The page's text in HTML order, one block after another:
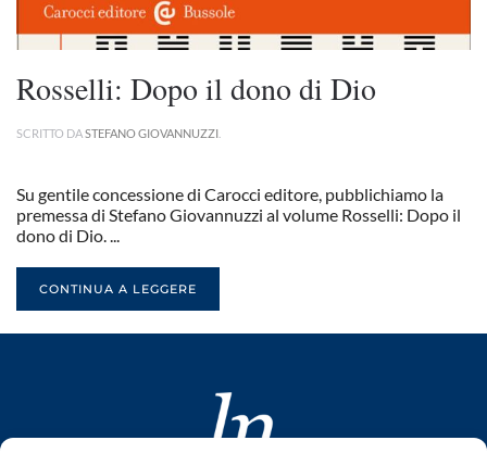
Rosselli: Dopo il dono di Dio
SCRITTO DASTEFANO GIOVANNUZZI
Su gentile concessione di Carocci editore, pubblichiamo la
premessa di Stefano Giovannuzzi al volume Rosselli: Dopo il
dono di Dio. ...
CONTINUA A LEGGERE